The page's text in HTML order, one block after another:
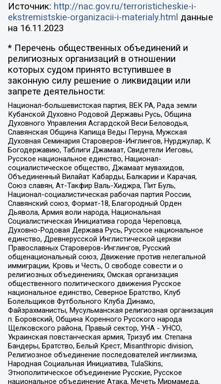
Источник: http://nac.gov.ru/terroristicheskie-i-
ekstremistskie-organizacii-i-materialy.html данные
на 16.11.2023
* Перечень общественных объединений и
религиозных организаций в отношении
которых судом принято вступившее в
законную силу решение о ликвидации или
запрете деятельности:
Национал-большевистская партия, ВЕК РА, Рада земли
Кубанской Духовно Родовой Державы Русь, Община
Духовного Управления Асгардской Веси Беловодья,
Славянская Община Капища Веды Перуна, Мужская
Духовная Семинария Староверов-Инглингов, Нурджулар, К
Богодержавию, Таблиги Джамаат, Свидетели Иеговы,
Русское национальное единство, Национал-
социалистическое общество, Джамаат мувахидов,
Объединенный Вилайат Кабарды, Балкарии и Карачая,
Союз славян, Ат-Такфир Валь-Хиджра, Пит Буль,
Национал-социалистическая рабочая партия России,
Славянский союз, Формат-18, Благородный Орден
Дьявола, Армия воли народа, Национальная
Социалистическая Инициатива города Череповца,
Духовно-Родовая Держава Русь, Русское национальное
единство, Древнерусской Инглистической церкви
Православных Староверов-Инглингов, Русский
общенациональный союз, Движение против нелегальной
иммиграции, Кровь и Честь, О свободе совести и о
религиозных объединениях, Омская организация
общественного политического движения Русское
национальное единство, Северное Братство, Клуб
Болельщиков Футбольного Клуба Динамо,
Файзрахманисты, Мусульманская религиозная организация
п. Боровский, Община Коренного Русского народа
Щелковского района, Правый сектор, УНА - УНСО,
Украинская повстанческая армия, Тризуб им. Степана
Бандеры, Братство, Белый Крест, Misanthropic division,
Религиозное объединение последователей инглиизма,
Народная Социальная Инициатива, TulaSkins,
Этнополитическое объединение Русские, Русское
национальное объединение Атака, Мечеть Мирмамеда,